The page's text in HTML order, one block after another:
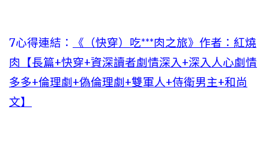
7心得連結：
《（快穿）吃***肉之旅》作者：紅燒
肉【長篇+快穿+資深讀者劇情深入+深入人心劇情
多多+倫理劇+偽倫理劇+雙軍人+侍衛男主+和尚
文】